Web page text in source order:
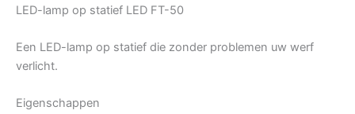
LED-lamp op statief LED FT-50
Een LED-lamp op statief die zonder problemen uw werf
verlicht.
Eigenschappen